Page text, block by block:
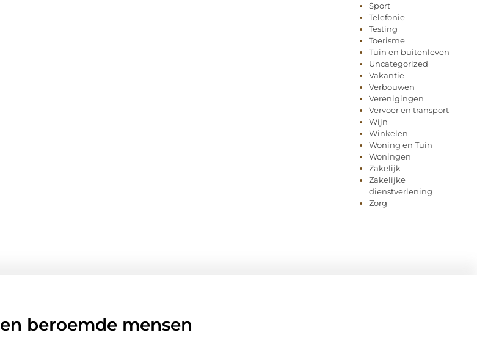
Sport
Telefonie
Testing
Toerisme
Tuin en buitenleven
Uncategorized
Vakantie
Verbouwen
Verenigingen
Vervoer en transport
Wijn
Winkelen
Woning en Tuin
Woningen
Zakelijk
Zakelijke
dienstverlening
Zorg
en beroemde mensen